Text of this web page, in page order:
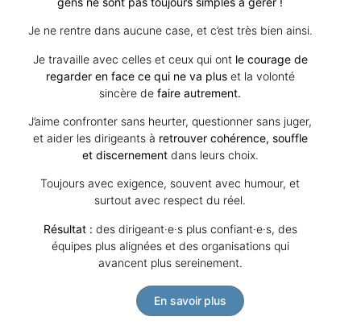
Je ne rentre dans aucune case, et c’est très bien ainsi.
Je travaille avec celles et ceux qui ont le courage de
regarder en face ce qui ne va plus et la volonté
sincère defaire autrement.
J’aime confronter sans heurter, questionner sans juger,
et aider les dirigeants à retrouver cohérence, souffle
et discernementdans leurs choix.
Toujours avec exigence, souvent avec humour, et
surtout avec respect du réel.
Résultat : des dirigeant·e·s plus confiant·e·s, des
équipes plus alignées et des organisations qui
avancent plus sereinement.
En savoir plus